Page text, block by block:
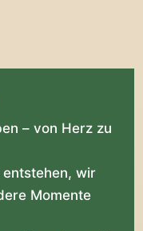
– von Herz zu
wir
Momente